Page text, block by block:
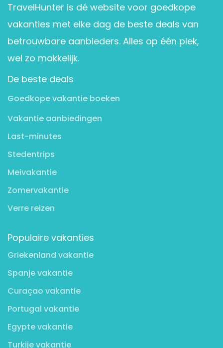
TravelHunter is dé website voor goedkope
vakanties met elke dag de beste deals van
betrouwbare aanbieders. Alles op één plek,
wel zo makkelijk.
De beste deals
Goedkope vakantie boeken
Vakantie aanbiedingen
Last-minutes
Stedentrips
Meivakantie
Zomervakantie
Verre reizen
Populaire vakanties
Griekenland vakantie
Spanje vakantie
Curaçao vakantie
Portugal vakantie
Egypte vakantie
Turkije vakantie